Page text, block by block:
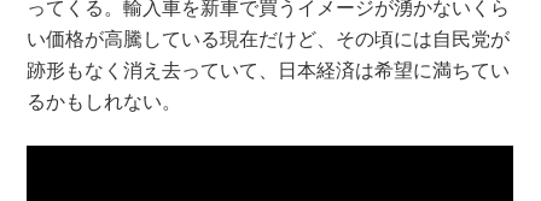
ってくる。輸入車を新車で買うイメージが湧かないくら
い価格が高騰している現在だけど、その頃には自民党が
跡形もなく消え去っていて、日本経済は希望に満ちてい
るかもしれない。